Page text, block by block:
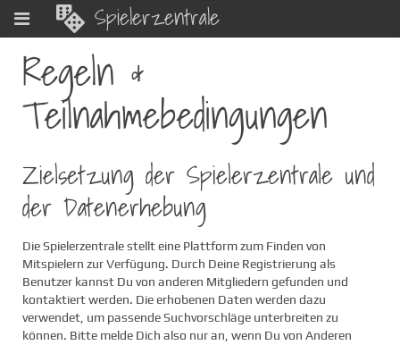
Spielerzentrale
Regeln &
Teilnahmebedingungen
Zielsetzung der Spielerzentrale und
der Datenerhebung
Die Spielerzentrale stellt eine Plattform zum Finden von
Mitspielern zur Verfügung. Durch Deine Registrierung als
Benutzer kannst Du von anderen Mitgliedern gefunden und
kontaktiert werden. Die erhobenen Daten werden dazu
verwendet, um passende Suchvorschläge unterbreiten zu
können. Bitte melde Dich also nur an, wenn Du von Anderen